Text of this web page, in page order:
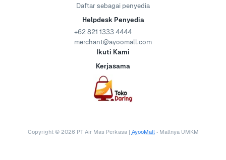
Daftar sebagai penyedia
Helpdesk Penyedia
+62 821 1333 4444
merchant@ayoomall.com
Ikuti Kami
Kerjasama
Copyright © 2026 PT Air Mas Perkasa | AyooMall • Mallnya UMKM